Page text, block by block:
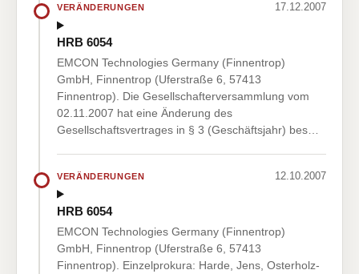
VERÄNDERUNGEN 17.12.2007
HRB 6054
EMCON Technologies Germany (Finnentrop)
GmbH, Finnentrop (Uferstraße 6, 57413
Finnentrop). Die Gesellschafterversammlung vom
02.11.2007 hat eine Änderung des
Gesellschaftsvertrages in § 3 (Geschäftsjahr) bes…
VERÄNDERUNGEN 12.10.2007
HRB 6054
EMCON Technologies Germany (Finnentrop)
GmbH, Finnentrop (Uferstraße 6, 57413
Finnentrop). Einzelprokura: Harde, Jens, Osterholz-